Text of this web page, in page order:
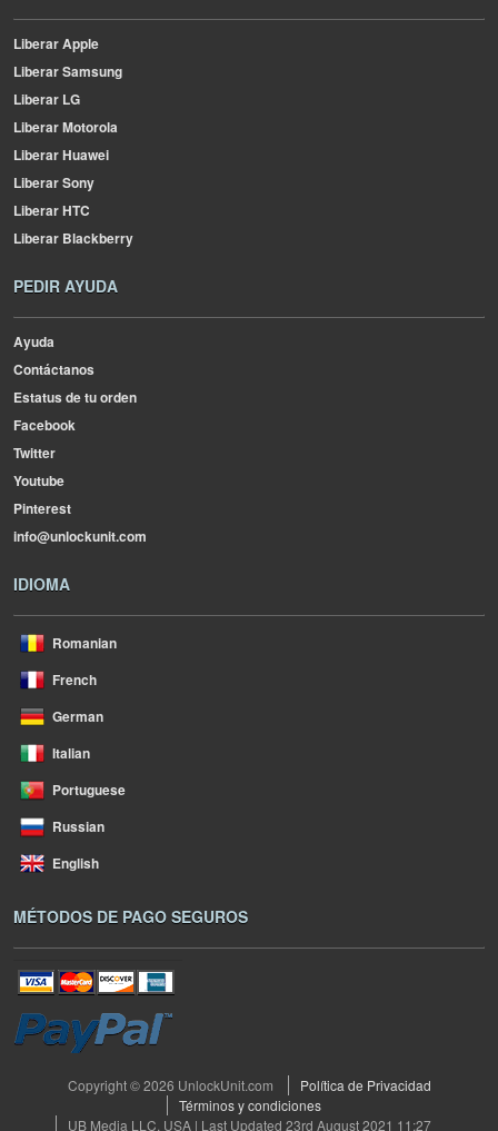
Liberar Apple
Liberar Samsung
Liberar LG
Liberar Motorola
Liberar Huawei
Liberar Sony
Liberar HTC
Liberar Blackberry
PEDIR AYUDA
Ayuda
Contáctanos
Estatus de tu orden
Facebook
Twitter
Youtube
Pinterest
info@unlockunit.com
IDIOMA
Romanian
French
German
Italian
Portuguese
Russian
English
MÉTODOS DE PAGO SEGUROS
Copyright © 2026 UnlockUnit.com
Política de Privacidad
Términos y condiciones
UB Media LLC, USA | Last Updated 23rd August 2021 11:27